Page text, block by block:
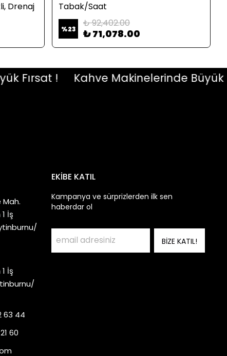
Drenaj
Tabak/Saat
%23 ₺ 92,402.00
₺ 71,078.00
! Kahve Makinelerinde Büyük
İş
İş
63 44
60
EKİBE KATIL
Kampanya ve sürprizlerden ilk sen
haberdar ol
BİZE KATIL!